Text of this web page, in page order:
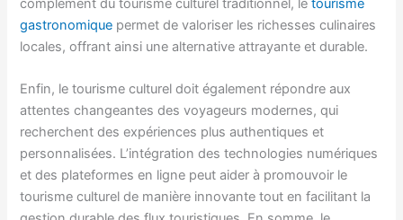
gastronomique permet de valoriser les richesses culinaires
locales, offrant ainsi une alternative attrayante et durable.
Enfin, le tourisme culturel doit également répondre aux
attentes changeantes des voyageurs modernes, qui
recherchent des expériences plus authentiques et
personnalisées. L’intégration des technologies numériques
et des plateformes en ligne peut aider à promouvoir le
tourisme culturel de manière innovante tout en facilitant la